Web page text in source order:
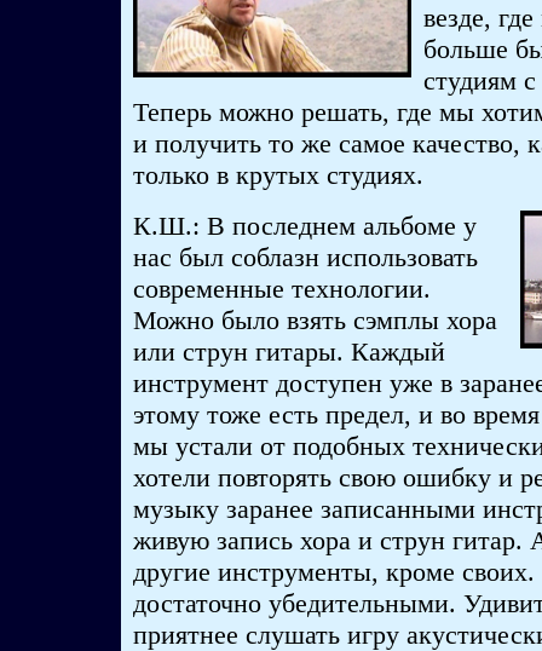
везде,
больше
студиям
Теперь можно решать, где мы
и получить то же самое качество,
только в крутых студиях.
К.Ш.: В последнем альбоме у
нас был соблазн использовать
современные технологии.
Можно было взять сэмплы хора
или струн гитары. Каждый
инструмент доступен уже в
этому тоже есть предел, и во
мы устали от подобных
хотели повторять свою ошибку и
музыку заранее записанными
живую запись хора и струн гитар.
другие инструменты, кроме своих.
достаточно убедительными.
приятнее слушать игру